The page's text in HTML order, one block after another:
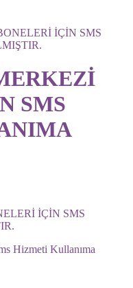
İÇİN SMS
SMS
Hizmeti Kullanıma